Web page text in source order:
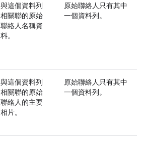
與這個資料列
相關聯的原始
聯絡人名稱資
料。
原始聯絡人只有其中
一個資料列。
與這個資料列
相關聯的原始
聯絡人的主要
相片。
原始聯絡人只有其中
一個資料列。